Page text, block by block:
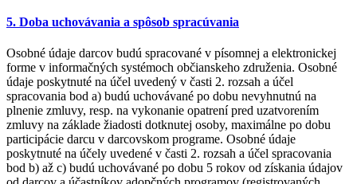
5. Doba uchovávania a spôsob spracúvania
Osobné údaje darcov budú spracované v písomnej a elektronickej
forme v informačných systémoch občianskeho združenia. Osobné
údaje poskytnuté na účel uvedený v časti 2. rozsah a účel
spracovania bod a) budú uchovávané po dobu nevyhnutnú na
plnenie zmluvy, resp. na vykonanie opatrení pred uzatvorením
zmluvy na základe žiadosti dotknutej osoby, maximálne po dobu
participácie darcu v darcovskom programe. Osobné údaje
poskytnuté na účely uvedené v časti 2. rozsah a účel spracovania
bod b) až c) budú uchovávané po dobu 5 rokov od získania údajov